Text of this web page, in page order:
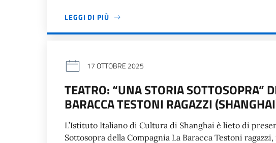
LEGGI DI PIÙ
17 OTTOBRE 2025
TEATRO: “UNA STORIA SOTTOSOPRA”
BARACCA TESTONI RAGAZZI
L’Istituto Italiano di Cultura di Shanghai è lieto di
Sottosopra della Compagnia La Baracca Testoni